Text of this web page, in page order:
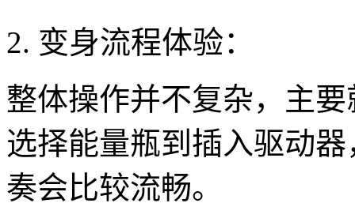
2. 变身流程体验：
整体操作并不复杂，主
选择能量瓶到插入驱动
奏会比较流畅。